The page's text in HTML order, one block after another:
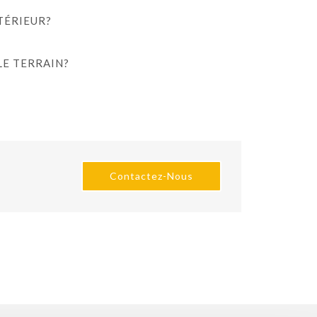
TERRAIN?
Contactez-Nous